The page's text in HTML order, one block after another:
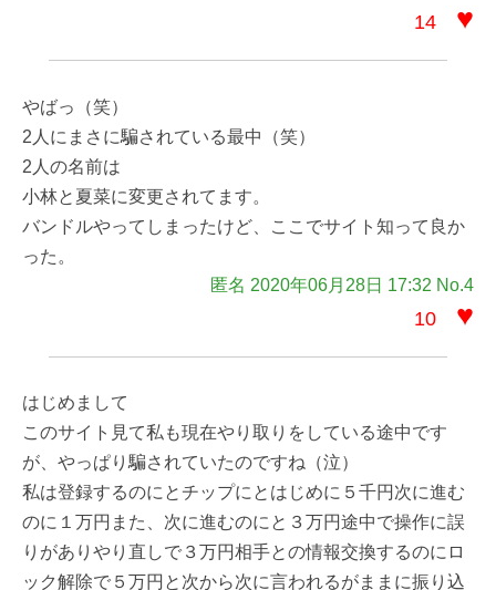
14 ♥
やばっ（笑）
2人にまさに騙されている最中（笑）
2人の名前は
小林と夏菜に変更されてます。
バンドルやってしまったけど、ここでサイト知って良か
った。
匿名 2020年06月28日 17:32 No.4
10 ♥
はじめまして
このサイト見て私も現在やり取りをしている途中です
が、やっぱり騙されていたのですね（泣）
私は登録するのにとチップにとはじめに５千円次に進む
のに１万円また、次に進むのにと３万円途中で操作に誤
りがありやり直しで３万円相手との情報交換するのにロ
ック解除で５万円と次から次に言われるがままに振り込